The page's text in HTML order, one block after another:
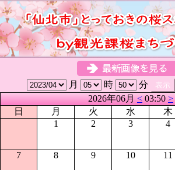
月 時
分
2026年06月<03:50>
日
月 火 水 木
1
2 3 4
7 8 9 10 11